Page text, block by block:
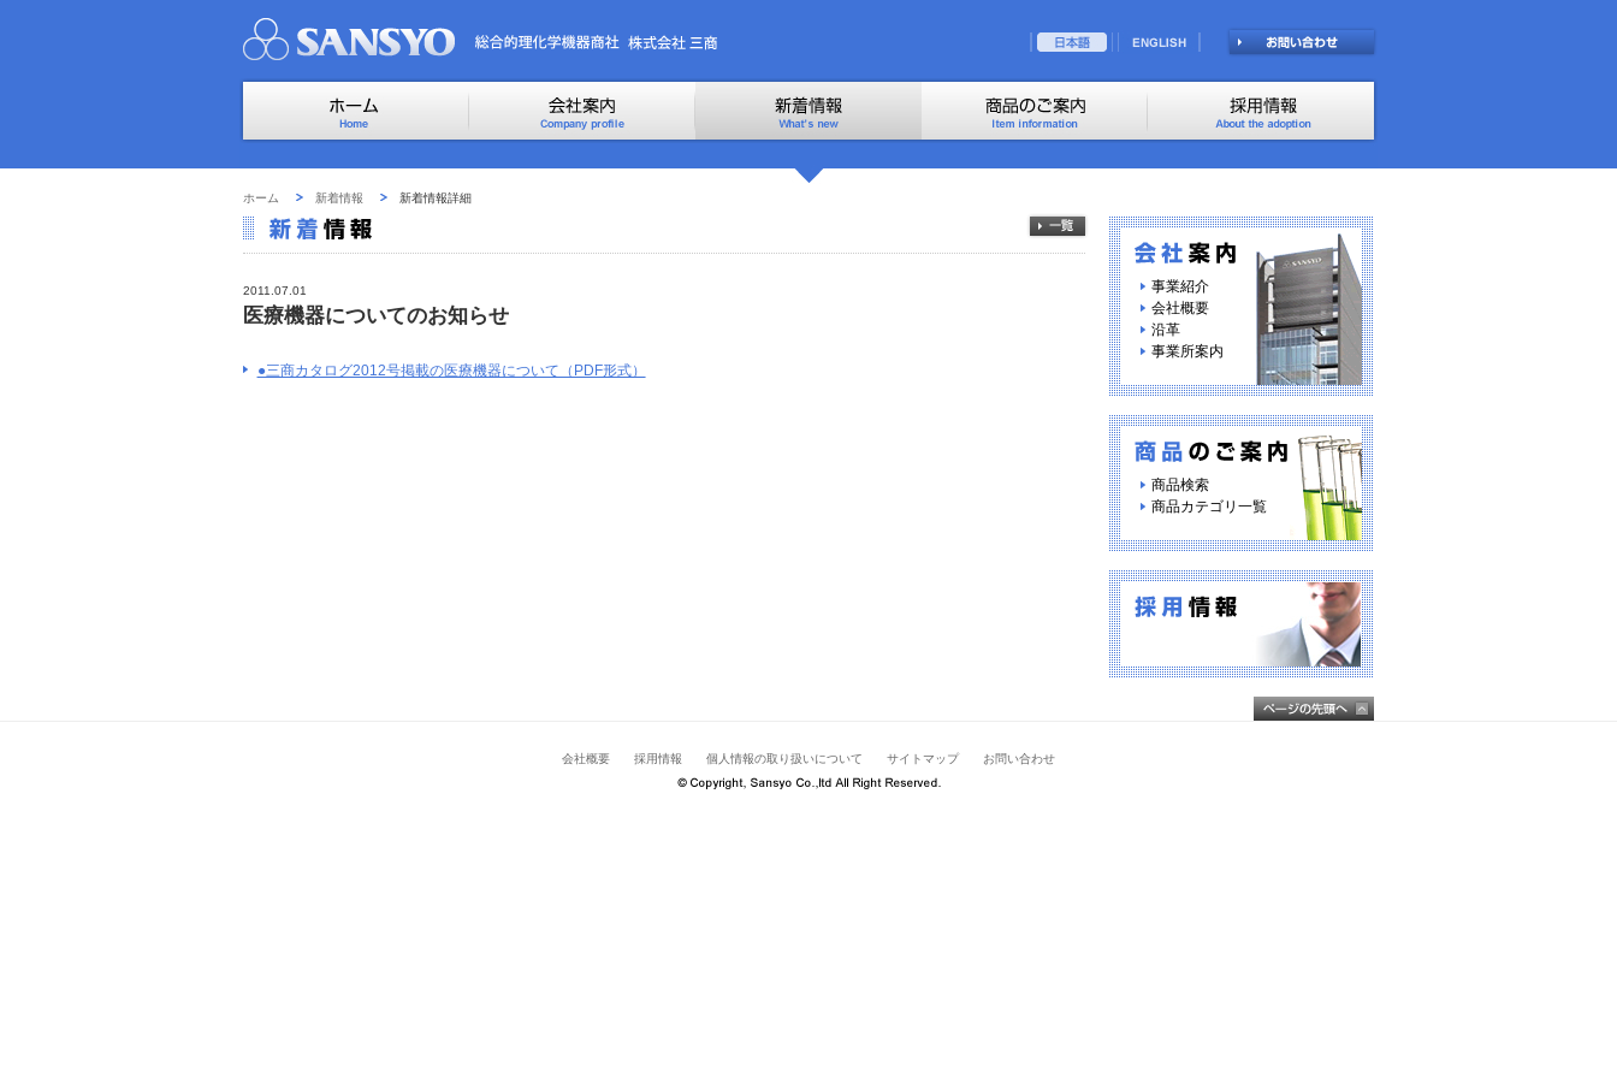
ホーム 新着情報 新着情報詳細
事業紹介
会社概要
沿革
事業所案内
商品検索
商品カテゴリ一覧
2011.07.01
医療機器についてのお知らせ
●三商カタログ2012号掲載の医療機器について（PDF形式）
会社概要 採用情報 個人情報の取り扱いについて サイトマップ お問い合わせ